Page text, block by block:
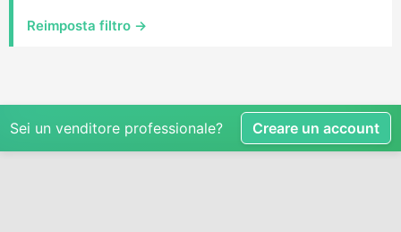
Reimposta filtro →
Sei un venditore professionale? Creare un account